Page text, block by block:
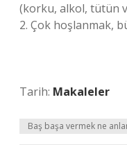
(korku, alkol, tütün
2. Çok hoşlanmak,
Tarih: Makaleler
Baş başa vermek ne